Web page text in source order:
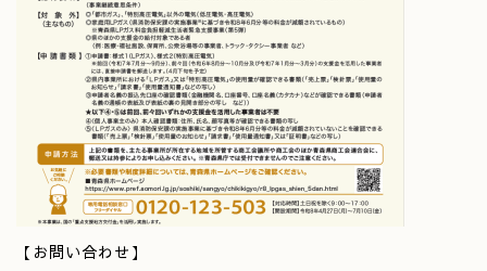
【お問い合わせ】